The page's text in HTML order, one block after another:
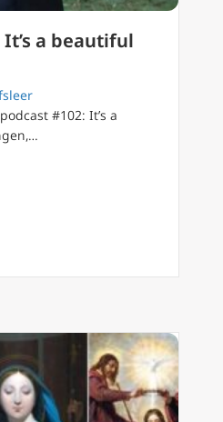
It’s a beautiful
#102: It’s a
#102: It’s a beautiful day